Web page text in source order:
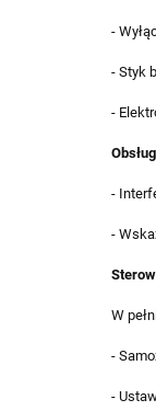
-
- Styk
-
-
-
W
-
-